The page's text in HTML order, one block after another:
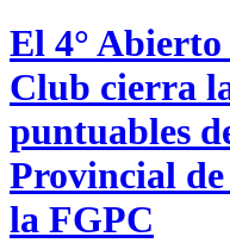
El 4°
Club cierra
puntuables
Provincial
la FGPC